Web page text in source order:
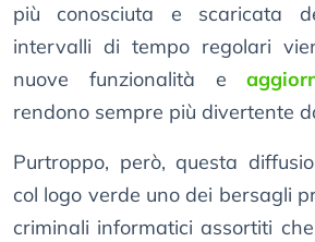
più conosciuta e scaricata
intervalli di tempo regolari
nuove funzionalità e
rendono sempre più divertente
Purtroppo, però, questa
col logo verde uno dei bersagli
criminali informatici assortiti